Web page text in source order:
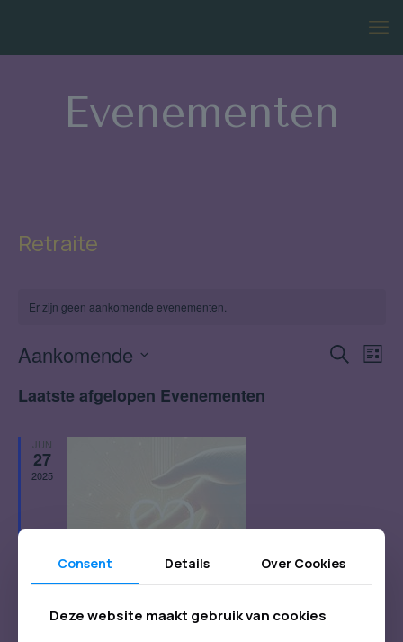
Evenementen
Retraite
Er zijn geen aankomende evenementen.
Zoeken
Lijst
Aankomende
een
Laatste afgelopen Evenementen
JUN
27
2025
Consent Details Over Cookies
Deze website maakt gebruik van cookies